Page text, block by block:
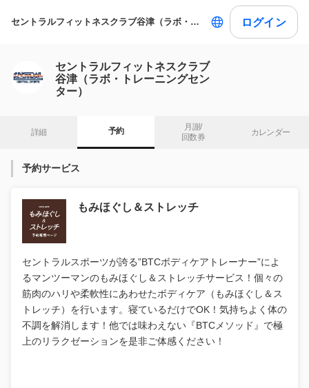
セントラルフィットネスクラブ谷津（ラボ・トレーニングセンター） ログイン
セントラルフィットネスクラブ
谷津（ラボ・トレーニングセン
ター）
詳細 予約
月謝/
回数券
カレンダー
予約サービス
もみほぐし＆ストレッチ
セントラルスポーツが誇る”BTCボディケアトレーナー”によ
るマンツーマンのもみほぐし＆ストレッチサービス！個々の
筋肉のハリや柔軟性にあわせたボディケア（もみほぐし＆ス
トレッチ）を行います。寝ているだけでOK！気持ちよく体の
不調を解消します！他では味わえない『BTCメソッド』で極
上のリラクゼーションを是非ご体感ください！